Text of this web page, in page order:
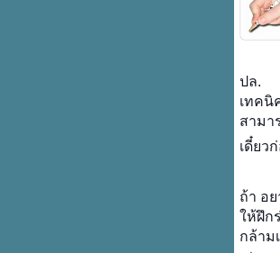
ปล.
เทคนิ
สามา
เดี๋ยว
ถ้า อ
ห้ฝึกร่
กล้าม